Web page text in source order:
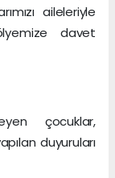
aileleriyle
davet
çocuklar,
duyuruları